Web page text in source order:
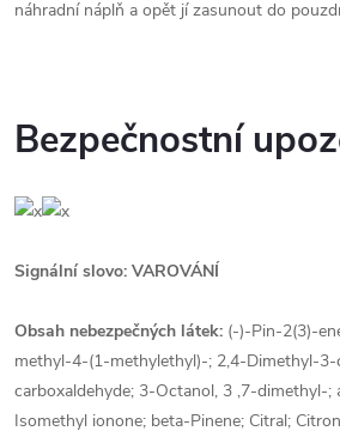
náhradní náplň a opět jí zasunout do
Bezpečnostní
Signální slovo: VAROVÁNÍ
Obsah nebezpečných látek: (-)-Pin-2(3)-
methyl-4-(1-methylethyl)-; 2,4-Dimethyl-3-
carboxaldehyde; 3-Octanol, 3 ,7-dimethyl-;
Isomethyl ionone; beta-Pinene; Citral;